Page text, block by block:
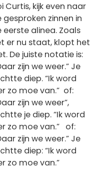
Curtis, kijk even naar
gesproken zinnen in
eerste alinea. Zoals
er nu staat, klopt het
De juiste notatie is:
zijn we weer.” Je
diep. “Ik word
zo moe van.” of:
zijn we weer”,
je diep. “Ik word
zo moe van.” of:
zijn we weer.” Je
diep: “Ik word
zo moe van.”